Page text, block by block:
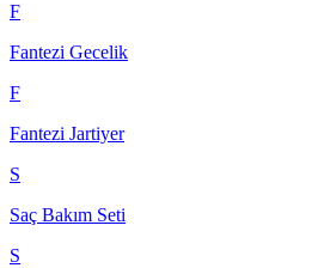
F
Fantezi Gecelik
F
Fantezi Jartiyer
S
Saç Bakım Seti
S